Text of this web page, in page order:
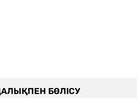
БӨЛІСУ